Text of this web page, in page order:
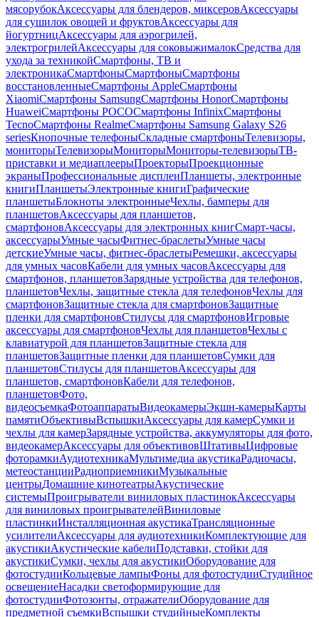
мясорубокАксессуары для блендеров, миксеровАксессуары
для сушилок овощей и фруктовАксессуары для
йогуртницАксессуары для аэрогрилей,
электрогрилейАксессуары для соковыжималокСредства для
ухода за техникойСмартфоны, ТВ и
электроникаСмартфоныСмартфоныСмартфоны
восстановленныеСмартфоны AppleСмартфоны
XiaomiСмартфоны SamsungСмартфоны HonorСмартфоны
HuaweiСмартфоны POCOСмартфоны InfinixСмартфоны
TecnoСмартфоны RealmeСмартфоны Samsung Galaxy S26
seriesКнопочные телефоныСкладные смартфоныТелевизоры,
мониторыТелевизорыМониторыМониторы-телевизорыТВ-
приставки и медиаплеерыПроекторыПроекционные
экраныПрофессиональные дисплеиПланшеты, электронные
книгиПланшетыЭлектронные книгиГрафические
планшетыБлокноты электронныеЧехлы, бамперы для
планшетовАксессуары для планшетов,
смартфоновАксессуары для электронных книгСмарт-часы,
аксессуарыУмные часыФитнес-браслетыУмные часы
детскиеУмные часы, фитнес-браслетыРемешки, аксессуары
для умных часовКабели для умных часовАксессуары для
смартфонов, планшетовЗарядные устройства для телефонов,
планшетовЧехлы, защитные стекла для телефоновЧехлы для
смартфоновЗащитные стекла для смартфоновЗащитные
пленки для смартфоновСтилусы для смартфоновИгровые
аксессуары для смартфоновЧехлы для планшетовЧехлы с
клавиатурой для планшетовЗащитные стекла для
планшетовЗащитные пленки для планшетовСумки для
планшетовСтилусы для планшетовАксессуары для
планшетов, смартфоновКабели для телефонов,
планшетовФото,
видеосъемкаФотоаппаратыВидеокамерыЭкшн-камерыКарты
памятиОбъективыВспышкиАксессуары для камерСумки и
чехлы для камерЗарядные устройства, аккумуляторы для фото,
видеокамерАксессуары для объективовШтативыЦифровые
фоторамкиАудиотехникаМультимедиа акустикаРадиочасы,
метеостанцииРадиоприемникиМузыкальные
центрыДомашние кинотеатрыАкустические
системыПроигрыватели виниловых пластинокАксессуары
для виниловых проигрывателейВиниловые
пластинкиИнсталляционная акустикаТрансляционные
усилителиАксессуары для аудиотехникиКомплектующие для
акустикиАкустические кабелиПодставки, стойки для
акустикиСумки, чехлы для акустикиОборудование для
фотостудииКольцевые лампыФоны для фотостудииСтудийное
освещениеНасадки светоформирующие для
фотостудииФотозонты, отражателиОборудование для
предметной съемкиВспышки студийныеКомплекты